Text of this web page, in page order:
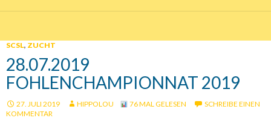
SCSL, ZUCHT
28.07.2019
FOHLENCHAMPIONNAT 2019
27. JULI 2019 HIPPOLOU 76 MAL GELESEN
SCHREIBE EINEN
KOMMENTAR